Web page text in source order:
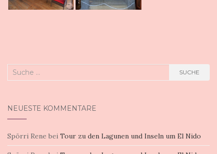
Suche
SUCHE
NEUESTE KOMMENTARE
Spörri Rene bei Tour zu den Lagunen und Inseln um El Nido